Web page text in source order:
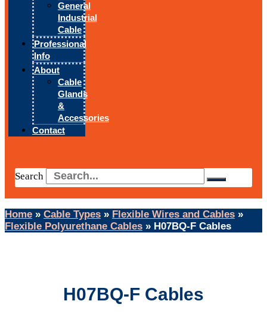
General
Industrial
Cable
Professional
Info
About
Cable
Glands
&
Accessories
Contact
Search
Home » Cable Types » Flexible Wires and Cables »
Flexible Polyurethane Cables » ​H07BQ-F Cables
​H07BQ-F Cables